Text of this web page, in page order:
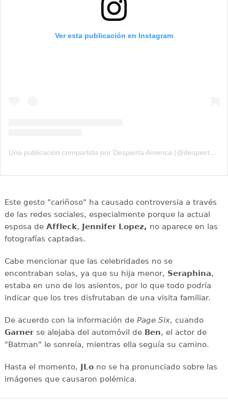
Ver esta publicación en Instagram
Una publicación compartida por Despierta America (@despiertamerica)
Este gesto "cariñoso" ha causado controversia a través
de las redes sociales, especialmente porque la actual
esposa de Affleck, Jennifer Lopez, no aparece en las
fotografías captadas.
Cabe mencionar que las celebridades no se
encontraban solas, ya que su hija menor, Seraphina,
estaba en uno de los asientos, por lo que todo podría
indicar que los tres disfrutaban de una visita familiar.
De acuerdo con la información de Page Six, cuando
Garnerse alejaba del automóvil de Ben, el actor de
"Batman" le sonreía, mientras ella seguía su camino.
Hasta el momento, JLono se ha pronunciado sobre las
imágenes que causaron polémica.